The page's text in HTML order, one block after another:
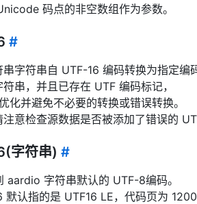
码点的非空数组作为参数。
#
串字符串自 UTF-16 编码转换为指定编
串，并且已存在 UTF 编码标记，
化并避免不必要的转换或错误转换。
意检查源数据是否被添加了错误的
字符串) #
aardio 字符串默认的 UTF-8编码。
认指的是 UTF16 LE，代码页为 1200